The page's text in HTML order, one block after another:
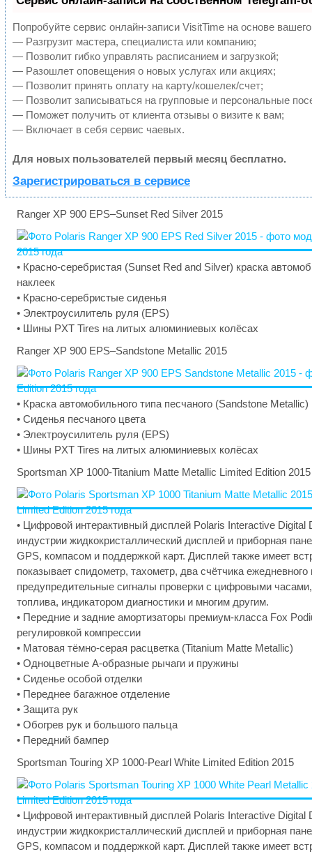
Попробуйте сервис онлайн-записи VisitTime на основе
— Разгрузит мастера, специалиста или компанию;
— Позволит гибко управлять расписанием и загрузкой;
— Разошлет оповещения о новых услугах или акциях;
— Позволит принять оплату на карту/кошелек/счет;
— Позволит записываться на групповые и персональные
— Поможет получить от клиента отзывы о визите к вам;
— Включает в себя сервис чаевых.
Для новых пользователей первый месяц бесплатно.
Зарегистрироваться в сервисе
Ranger XP 900 EPS–Sunset Red Silver 2015
• Красно-серебристая (Sunset Red and Silver) краска
наклеек
• Красно-серебристые сиденья
• Электроусилитель руля (EPS)
• Шины PXT Tires на литых алюминиевых колёсах
Ranger XP 900 EPS–Sandstone Metallic 2015
• Краска автомобильного типа песчаного (Sandstone
• Сиденья песчаного цвета
• Электроусилитель руля (EPS)
• Шины PXT Tires на литых алюминиевых колёсах
Sportsman XP 1000-Titanium Matte Metallic Limited Edition 2015
• Цифровой интерактивный дисплей Polaris Interactive
индустрии жидкокристаллический дисплей и приборная
GPS, компасом и поддержкой карт. Дисплей также имеет
показывает спидометр, тахометр, два счётчика ежедневного
предупредительные сигналы проверки с цифровыми
топлива, индикатором диагностики и многим другим.
• Передние и задние амортизаторы премиум-класса Fox
регулировкой компрессии
• Матовая тёмно-серая расцветка (Titanium Matte Metallic)
• Одноцветные A-образные рычаги и пружины
• Сиденье особой отделки
• Переднее багажное отделение
• Защита рук
• Обогрев рук и большого пальца
• Передний бампер
Sportsman Touring XP 1000-Pearl White Limited Edition 2015
• Цифровой интерактивный дисплей Polaris Interactive
индустрии жидкокристаллический дисплей и приборная
GPS, компасом и поддержкой карт. Дисплей также имеет